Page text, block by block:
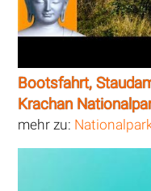
Bootsfahrt,
Krachan
mehr zu: